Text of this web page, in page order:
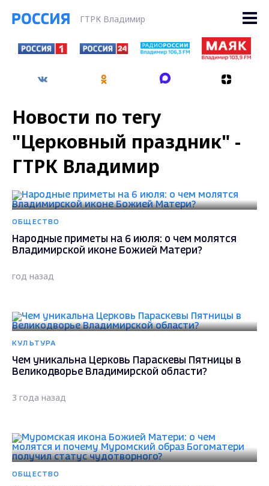
ГТРК Владимир
Новости по тегу
"Церковный праздник" -
ГТРК Владимир
ОБЩЕСТВО
Народные приметы на 6 июля: о чем молятся
Владимирской иконе Божией Матери?
год назад
КУЛЬТУРА
Чем уникальна Церковь Параскевы Пятницы в
Великодворье Владимирской области?
3 года назад
ОБЩЕСТВО